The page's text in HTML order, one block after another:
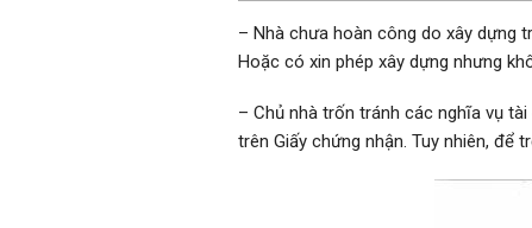
– Nhà chưa hoàn công do xây dựng
Hoặc có xin phép xây dựng nhưng
– Chủ nhà trốn tránh các nghĩa vụ
trên Giấy chứng nhận. Tuy nhiên, để